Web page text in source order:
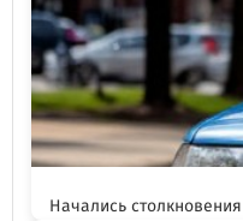
Начались